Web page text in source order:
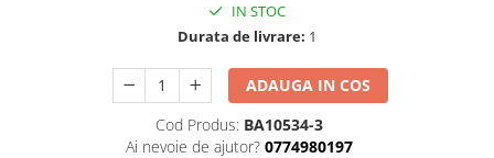
IN STOC
Durata de livrare: 1
ADAUGA IN COS
Cod Produs: BA10534-3
Ai nevoie de ajutor? 0774980197